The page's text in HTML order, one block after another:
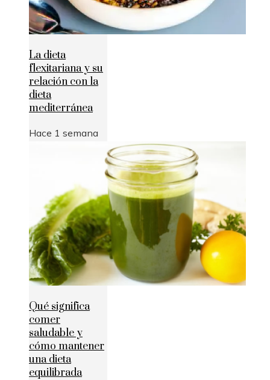
La dieta
flexitariana y su
relación con la
dieta
mediterránea
Hace 1 semana
Qué significa
comer
saludable y
cómo mantener
una dieta
equilibrada